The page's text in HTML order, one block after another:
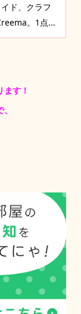
ド、クラフ
。1点...
す！